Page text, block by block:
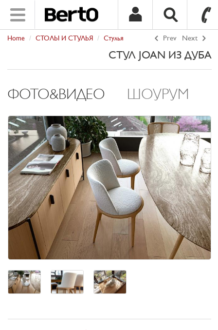
SKIP TO CONTENT
Toggle
navigation
Prev Next
Home СТОЛЫ И СТУЛЬЯ Стулья
СТУЛ JOAN ИЗ ДУБА
ФОТО&ВИДЕО ШОУРУМ